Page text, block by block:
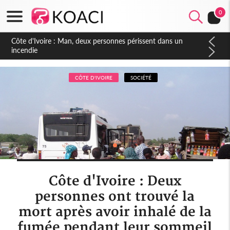
0
Côte d'Ivoire : Séileu, la célébration de la fête nationale
transformée en vaste campagne contre les produits
dépigmentants dangereux
CÔTE D'IVOIRE SOCIÉTÉ
Côte d'Ivoire : Deux
personnes ont trouvé la
mort après avoir inhalé de la